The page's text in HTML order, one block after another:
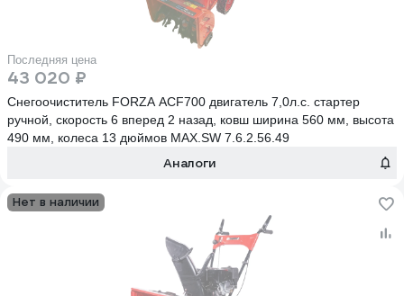
Последняя цена
43 020 ₽
Снегоочиститель FORZA АСF700 двигатель 7,0л.с. стартер
ручной, скорость 6 вперед 2 назад, ковш ширина 560 мм, высота
490 мм, колеса 13 дюймов MAX.SW 7.6.2.56.49
Аналоги
Нет в наличии